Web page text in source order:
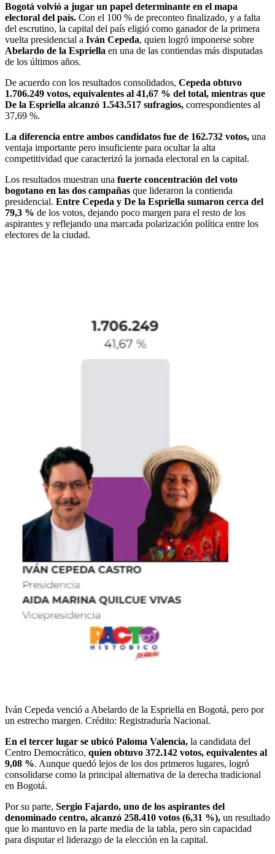
Bogotá volvió a jugar un papel determinante en el mapa
electoral del país. Con el 100 % de preconteo finalizado, y a falta
del escrutino, la capital del país eligió como ganador de la primera
vuelta presidencial a Iván Cepeda, quien logró imponerse sobre
Abelardo de la Espriella en una de las contiendas más disputadas
de los últimos años.
De acuerdo con los resultados consolidados, Cepeda obtuvo
1.706.249 votos, equivalentes al 41,67 % del total, mientras que
De la Espriella alcanzó 1.543.517 sufragios, correspondientes al
37,69 %.
La diferencia entre ambos candidatos fue de 162.732 votos, una
ventaja importante pero insuficiente para ocultar la alta
competitividad que caracterizó la jornada electoral en la capital.
Los resultados muestran una fuerte concentración del voto
bogotano en las dos campañas que lideraron la contienda
presidencial. Entre Cepeda y De la Espriella sumaron cerca del
79,3 % de los votos, dejando poco margen para el resto de los
aspirantes y reflejando una marcada polarización política entre los
electores de la ciudad.
Iván Cepeda venció a Abelardo de la Espriella en Bogotá, pero por
un estrecho margen. Crédito: Registraduría Nacional.
En el tercer lugar se ubicó Paloma Valencia, la candidata del
Centro Democrático, quien obtuvo 372.142 votos, equivalentes al
9,08 %. Aunque quedó lejos de los dos primeros lugares, logró
consolidarse como la principal alternativa de la derecha tradicional
en Bogotá.
Por su parte, Sergio Fajardo, uno de los aspirantes del
denominado centro, alcanzó 258.410 votos (6,31 %), un resultado
que lo mantuvo en la parte media de la tabla, pero sin capacidad
para disputar el liderazgo de la elección en la capital.